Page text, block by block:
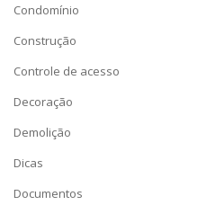
Condomínio
Construção
Controle de acesso
Decoração
Demolição
Dicas
Documentos